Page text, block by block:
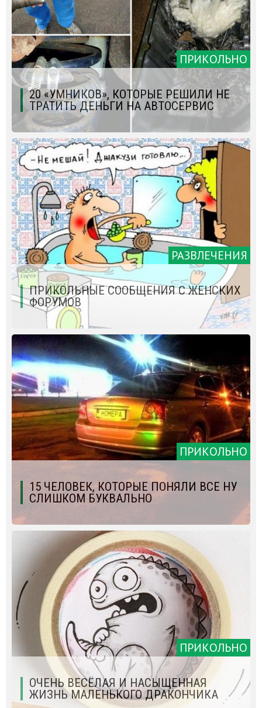
ПРИКОЛЬНО
20 «УМНИКОВ», КОТОРЫЕ РЕШИЛИ НЕ
ТРАТИТЬ ДЕНЬГИ НА АВТОСЕРВИС
РАЗВЛЕЧЕНИЯ
ПРИКОЛЬНЫЕ СООБЩЕНИЯ С ЖЕНСКИХ
ФОРУМОВ
ПРИКОЛЬНО
15 ЧЕЛОВЕК, КОТОРЫЕ ПОНЯЛИ ВСЕ НУ
СЛИШКОМ БУКВАЛЬНО
ПРИКОЛЬНО
ОЧЕНЬ ВЕСЁЛАЯ И НАСЫЩЕННАЯ
ЖИЗНЬ МАЛЕНЬКОГО ДРАКОНЧИКА